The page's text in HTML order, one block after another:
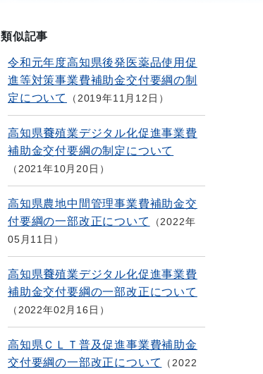
類似記事
令和元年度高知県後発医薬品使用促
進等対策事業費補助金交付要綱の制
定について
2019年11月12日
高知県養殖業デジタル化促進事業費
補助金交付要綱の制定について
2021年10月20日
高知県農地中間管理事業費補助金交
付要綱の一部改正について
2022年
05月11日
高知県養殖業デジタル化促進事業費
補助金交付要綱の一部改正について
2022年02月16日
高知県ＣＬＴ普及促進事業費補助金
交付要綱の一部改正について
2022